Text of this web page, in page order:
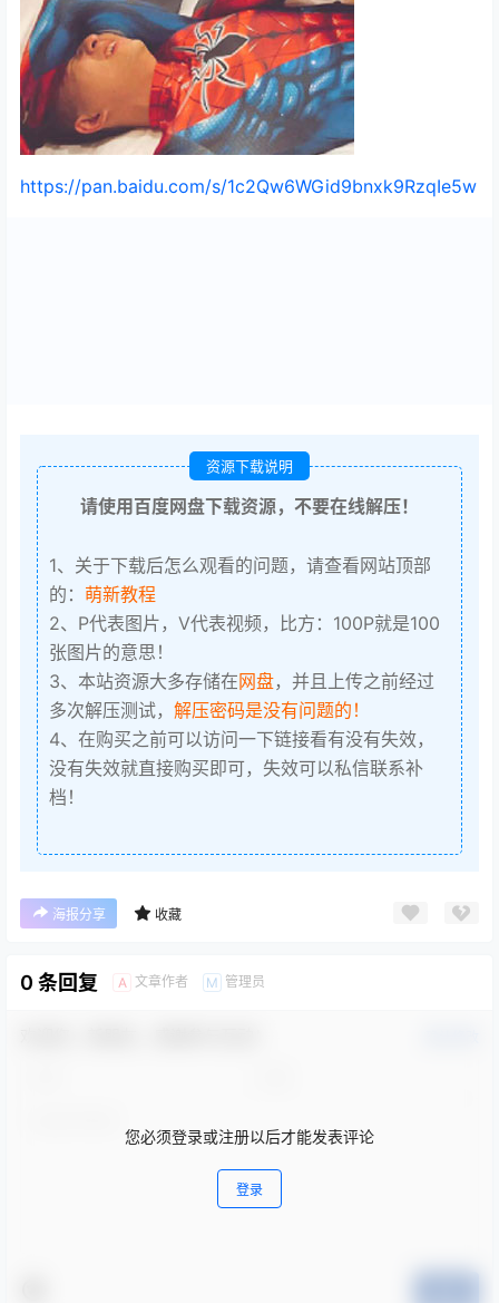
https://pan.baidu.com/s/1c2Qw6WGid9bnxk9RzqIe5w
资源下载说明
请使用百度网盘下载资源，不要在线解压！
1、关于下载后怎么观看的问题，请查看网站顶部
的： 萌新教程
2、P代表图片，V代表视频，比方：100P就是100
张图片的意思！
3、本站资源大多存储在网盘，并且上传之前经过
多次解压测试， 解压密码是没有问题的！
4、在购买之前可以访问一下链接看有没有失效，
没有失效就直接购买即可，失效可以私信联系补
档！
海报分享 收藏
0 条回复 A 文章作者 M 管理员
您必须登录或注册以后才能发表评论
登录